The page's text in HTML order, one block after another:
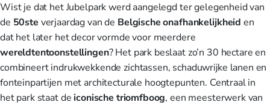
Wist je dat het Jubelpark werd aangelegd ter gelegenheid van
de 50ste verjaardag van de Belgische onafhankelijkheid en
dat het later het decor vormde voor meerdere
wereldtentoonstellingen? Het park beslaat zo’n 30 hectare en
combineert indrukwekkende zichtassen, schaduwrijke lanen en
fonteinpartijen met architecturale hoogtepunten. Centraal in
het park staat de iconische triomfboog, een meesterwerk van